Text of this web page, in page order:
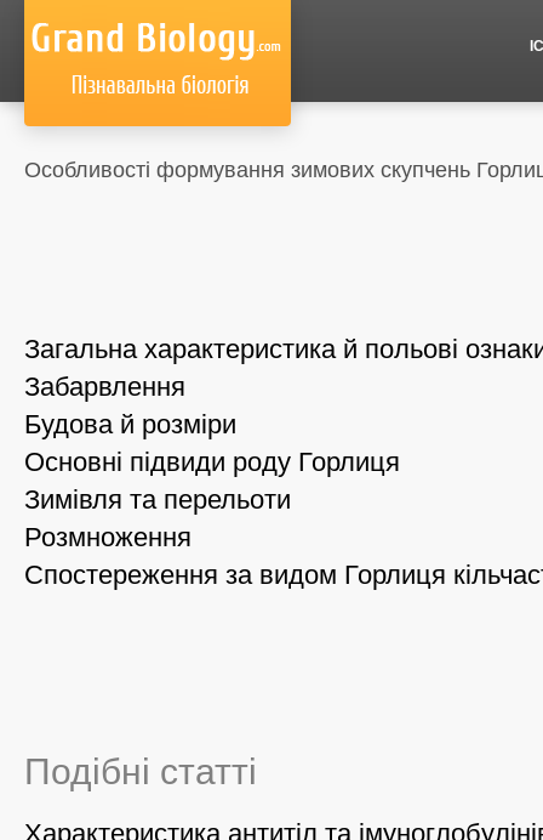
Особливості формування зимових скупчень
Загальна характеристика й польові
Забарвлення
Будова й розміри
Основні підвиди роду Горлиця
Зимівля та перельоти
Розмноження
Спостереження за видом Горлиця
Подібні статті
Характеристика антитіл та